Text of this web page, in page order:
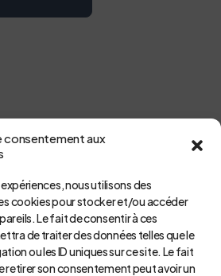
consentement aux
nous utilisons des
cookies pour stocker et/ou accéder
Le fait de consentir à ces
de traiter des données telles que le
ou les ID uniques sur ce site. Le fait
retirer son consentement peut avoir un